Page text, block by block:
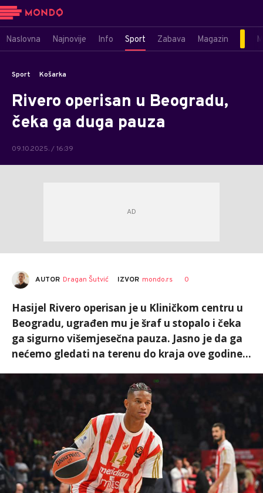
Naslovna Najnovije Info Sport Zabava Magazin
Sport Košarka
Rivero operisan u Beogradu,
čeka ga duga pauza
09.10.2025. / 16:39
AUTOR Dragan Šutvić IZVOR mondo.rs 0
Hasijel Rivero operisan je u Kliničkom centru u
Beogradu, ugrađen mu je šraf u stopalo i čeka
ga sigurno višemjesečna pauza. Jasno je da ga
nećemo gledati na terenu do kraja ove godine...